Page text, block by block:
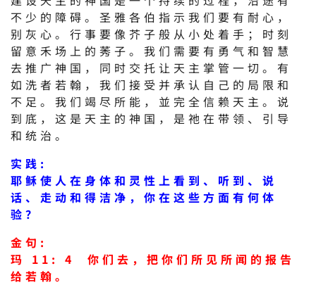
不少的障碍。圣雅各伯指示我们要有耐心，
别灰心。行事要像芥子般从小处着手；时刻
留意禾场上的莠子。我们需要有勇气和智慧
去推广神国，同时交托让天主掌管一切。有
如洗者若翰，我们接受并承认自己的局限和
不足。我们竭尽所能，並完全信赖天主。说
到底，这是天主的神国，是祂在带领、引导
和统治。
实践:
耶稣使人在身体和灵性上看到、听到、说
话、走动和得洁净，你在这些方面有何体
验？
金句:
玛 11: 4 你们去，把你们所见所闻的报告
给若翰。